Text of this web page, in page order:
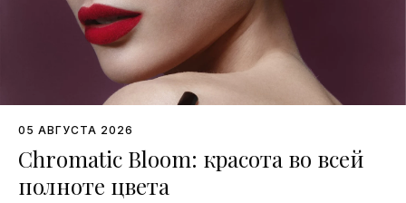
05 АВГУСТА 2026
Chromatic Bloom: красота во всей
полноте цвета